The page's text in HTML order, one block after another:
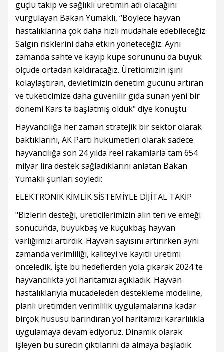
güçlü takip ve sağlıklı üretimin adı olacağını
vurgulayan Bakan Yumaklı, “Böylece hayvan
hastalıklarına çok daha hızlı müdahale edebileceğiz.
Salgın risklerini daha etkin yöneteceğiz. Aynı
zamanda sahte ve kayıp küpe sorununu da büyük
ölçüde ortadan kaldıracağız. Üreticimizin işini
kolaylaştıran, devletimizin denetim gücünü artıran
ve tüketicimize daha güvenilir gıda sunan yeni bir
dönemi Kars'ta başlatmış olduk" diye konuştu.
Hayvancılığa her zaman stratejik bir sektör olarak
baktıklarını, AK Parti hükümetleri olarak sadece
hayvancılığa son 24 yılda reel rakamlarla tam 654
milyar lira destek sağladıklarını anlatan Bakan
Yumaklı şunları söyledi:
ELEKTRONİK KİMLİK SİSTEMİYLE DİJİTAL TAKİP
"Bizlerin desteği, üreticilerimizin alın teri ve emeği
sonucunda, büyükbaş ve küçükbaş hayvan
varlığımızı artırdık. Hayvan sayısını artırırken aynı
zamanda verimliliği, kaliteyi ve kayıtlı üretimi
önceledik. İşte bu hedeflerden yola çıkarak 2024'te
hayvancılıkta yol haritamızı açıkladık. Hayvan
hastalıklarıyla mücadeleden destekleme modeline,
planlı üretimden verimlilik uygulamalarına kadar
birçok hususu barındıran yol haritamızı kararlılıkla
uygulamaya devam ediyoruz. Dinamik olarak
işleyen bu sürecin çıktılarını da almaya başladık.